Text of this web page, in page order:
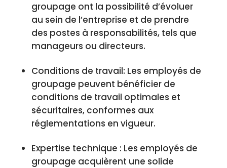
groupage ont la possibilité d’évoluer
au sein de l’entreprise et de prendre
des postes à responsabilités, tels que
manageurs ou directeurs.
Conditions de travail: Les employés de
groupage peuvent bénéficier de
conditions de travail optimales et
sécuritaires, conformes aux
réglementations en vigueur.
Expertise technique : Les employés de
groupage acquièrent une solide